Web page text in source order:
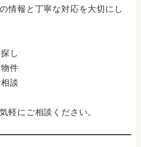
情報と丁寧な対応を大切にし
し
件
談
軽にご相談ください。